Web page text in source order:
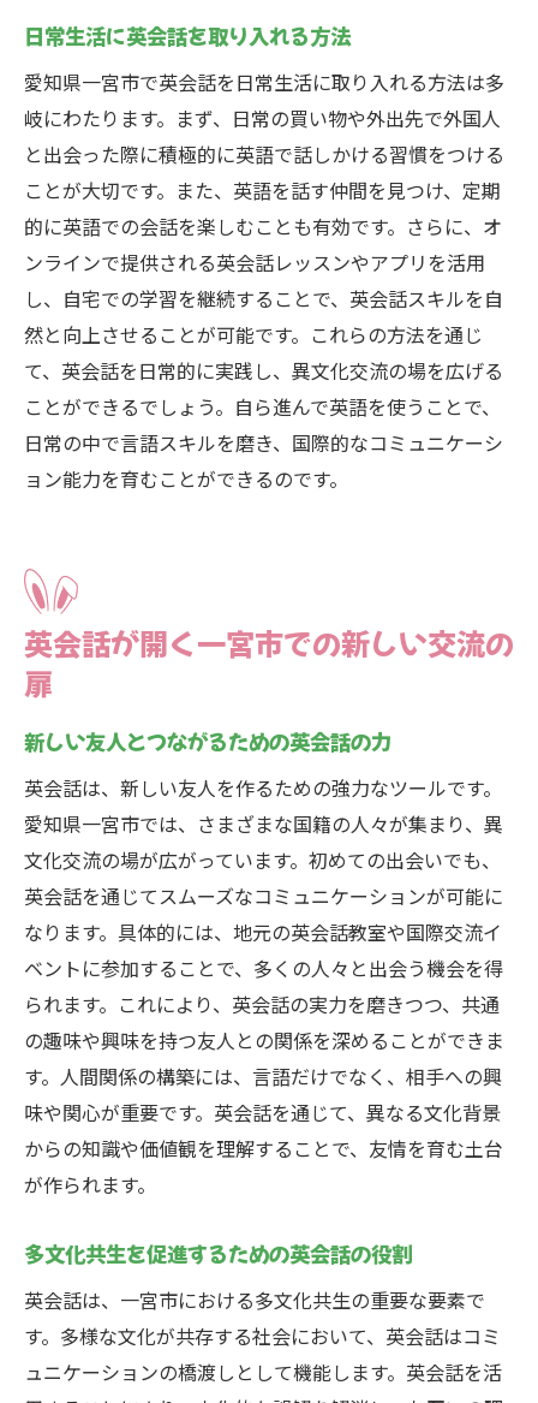
日常生活に英会話を取り入れる方法
愛知県一宮市で英会話を日常生活に取り入れる方法は多
岐にわたります。まず、日常の買い物や外出先で外国人
と出会った際に積極的に英語で話しかける習慣をつける
ことが大切です。また、英語を話す仲間を見つけ、定期
的に英語での会話を楽しむことも有効です。さらに、オ
ンラインで提供される英会話レッスンやアプリを活用
し、自宅での学習を継続することで、英会話スキルを自
然と向上させることが可能です。これらの方法を通じ
て、英会話を日常的に実践し、異文化交流の場を広げる
ことができるでしょう。自ら進んで英語を使うことで、
日常の中で言語スキルを磨き、国際的なコミュニケーシ
ョン能力を育むことができるのです。
英会話が開く一宮市での新しい交流の
扉
新しい友人とつながるための英会話の力
英会話は、新しい友人を作るための強力なツールです。
愛知県一宮市では、さまざまな国籍の人々が集まり、異
文化交流の場が広がっています。初めての出会いでも、
英会話を通じてスムーズなコミュニケーションが可能に
なります。具体的には、地元の英会話教室や国際交流イ
ベントに参加することで、多くの人々と出会う機会を得
られます。これにより、英会話の実力を磨きつつ、共通
の趣味や興味を持つ友人との関係を深めることができま
す。人間関係の構築には、言語だけでなく、相手への興
味や関心が重要です。英会話を通じて、異なる文化背景
からの知識や価値観を理解することで、友情を育む土台
が作られます。
多文化共生を促進するための英会話の役割
英会話は、一宮市における多文化共生の重要な要素で
す。多様な文化が共存する社会において、英会話はコミ
ュニケーションの橋渡しとして機能します。英会話を活